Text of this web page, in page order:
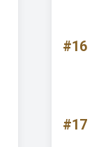
#16
#17